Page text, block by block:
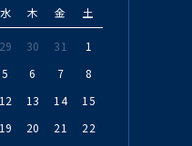
水 木 金 土
29 30 31
1
5 6 7
8
12 13 14
15
19 20 21
22